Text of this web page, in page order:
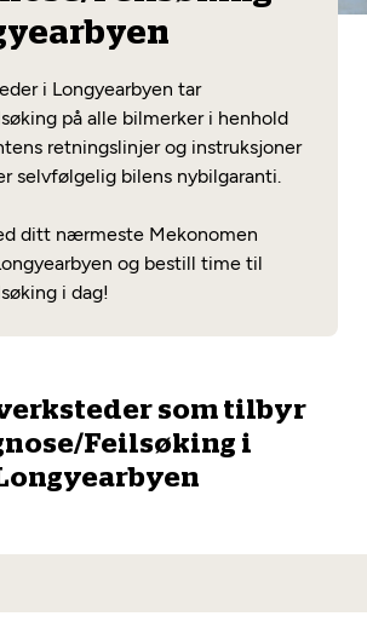
Feilsøking
alle (52) tjenester her
Bilkonto
fabrikkgaranti
Opprett en konto
i Longyearbyen tar
på alle bilmerker i henhold
retningslinjer og instruksjoner
selvfølgelig bilens nybilgaranti.
ditt nærmeste Mekonomen
og bestill time til
i dag!
som tilbyr
Feilsøking i